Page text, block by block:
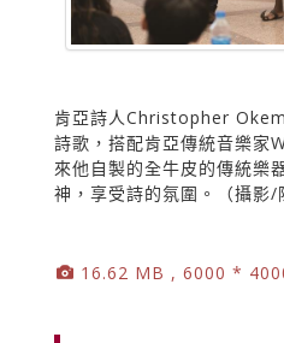
肯亞詩人Christopher
詩歌，搭配肯亞傳統音樂
來他自製的全牛皮的傳統樂
神，享受詩的氛圍。（攝影/
16.62 MB , 6000 *